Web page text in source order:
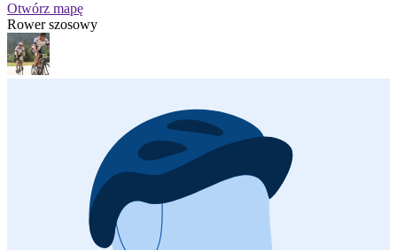
Otwórz mapę
Rower szosowy